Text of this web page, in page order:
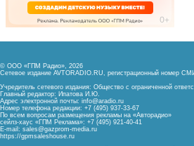
© ООО «ГПМ Радио», 2026
Сетевое издание AVTORADIO.RU, регистрационный номер
Учредитель сетевого издания: Общество с ограниченной
Главный редактор: Ипатова И.Ю.
Адрес электронной почты: info@aradio.ru
Номер телефона редакции: +7 (495) 937-33-67
По всем вопросам размещения рекламы на «Авторадио»
сейлз-хаус «ГПМ Реклама»: +7 (495) 921-40-41
E-mail: sales@gazprom-media.ru
https://gpmsaleshouse.ru